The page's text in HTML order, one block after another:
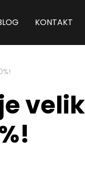
KONTAKT